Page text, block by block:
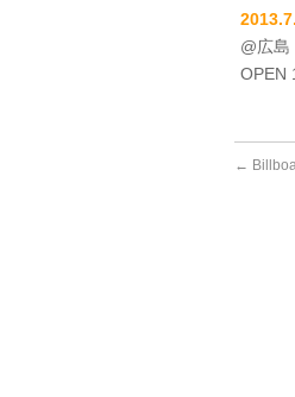
@広島
OPEN
←